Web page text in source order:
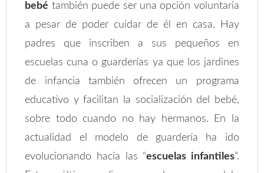
bebé también puede ser una opción voluntaria
a pesar de poder cuidar de él en casa. Hay
padres que inscriben a sus pequeños en
escuelas cuna o guarderías ya que los jardines
de infancia también ofrecen un programa
educativo y facilitan la socialización del bebé,
sobre todo cuando no hay hermanos. En la
actualidad el modelo de guardería ha ido
evolucionando hacia las “escuelas infantiles”.